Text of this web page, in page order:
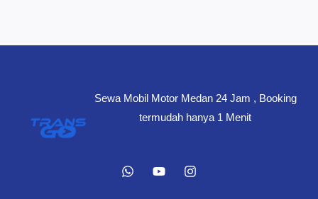
Sewa Mobil Motor Medan 24 Jam , Booking
termudah hanya 1 Menit